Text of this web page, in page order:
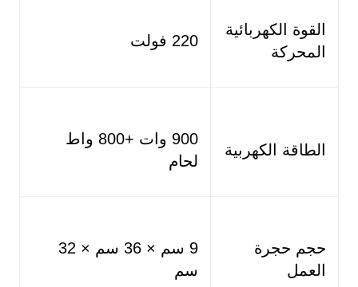
القوة الكهربائية
المحركة
220 فولت
الطاقة الكهربية
900 وات +800 واط
لحام
حجم حجرة
العمل
9 سم × 36 سم × 32
سم